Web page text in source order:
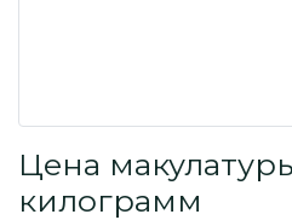
Цена
килограмм